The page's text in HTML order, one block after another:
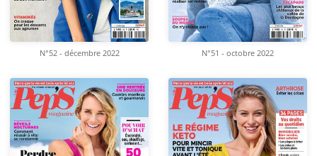
N°52 - décembre 2022 N°51 - octobre 2022